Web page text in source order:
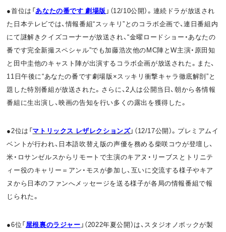
●首位は「あなたの番です 劇場版 」（12/10公開）。 連続ドラが放送され
た日本テレビでは、情報番組“スッキリ”とのコラボ企画で、連日番組内
にて謎解きクイズコーナーが放送され、“金曜ロードショー・あなたの
番です完全新撮スペシャル”でも加藤浩次他のMC陣とW主演・ 原田知
と田中圭他のキャスト陣が出演するコラボ企画が放送された。また、
11日午後に“あなたの番です劇場版×スッキリ衝撃キャラ徹底解剖”と
題した特別番組が放送された。 さらに、2人は公開当日、朝から各情報
番組に生出演し、映画の告知を行い多くの露出を獲得した。
●2位は「マトリックス レザレクションズ」（12/17公開）。 プレミアムイ
ベントが行われ、 日本語吹替え版の声優を務める柴咲コウが登壇し、
米・ ロサンゼルスからリモートで主演のキアヌ・ リーブスとトリニテ
ィー役のキャリー＝アン・モスが参加し、互いに交流する様子やキア
ヌから日本のファンへメッセージを送る様子が各局の情報番組で報
じられた。
●6位「屋根裏のラジャー 」（2022年夏公開）は、スタジオノボックが製